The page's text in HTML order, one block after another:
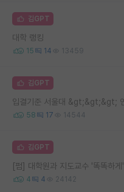
김GPT
대학 랭킹
15 14 13459
김GPT
입결기준 서울대 &gt;&gt;&gt;
58 17 14544
김GPT
[펌] 대학원과 지도교수 '똑똑하게
4 4 24142